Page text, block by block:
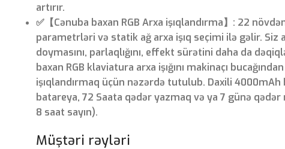
artırır.
✅【Cənuba baxan RGB Arxa işıqlandırma】: 22
parametrləri və statik ağ arxa işıq seçimi ilə gəlir. Siz
doymasını, parlaqlığını, effekt sürətini daha da
baxan RGB klaviatura arxa işığını makinaçı
işıqlandırmaq üçün nəzərdə tutulub. Daxili
batareya, 72 Saata qədər yazmaq və ya 7 günə
8 saat sayın).
Müştəri rəyləri